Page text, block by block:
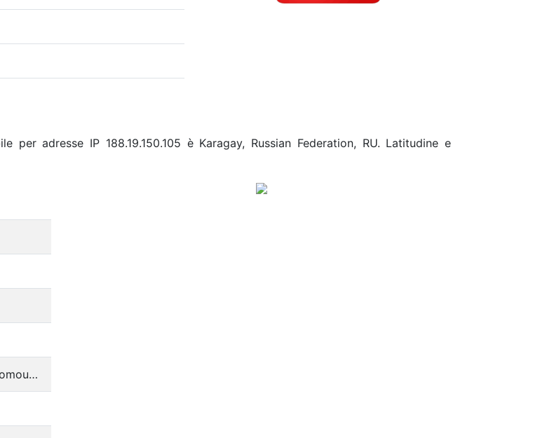
adresse IP 188.19.150.105 è Karagay, Russian Federation, RU. Latitudine e
Perm department Autonomous System